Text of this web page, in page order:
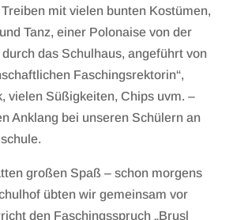
mit vielen bunten Kostümen,
Tanz, einer Polonaise von der
das Schulhaus, angeführt von
Faschingsrektorin“,
vielen Süßigkeiten, Chips uvm. –
Anklang bei unseren Schülern an
großen Spaß – schon morgens
übten wir gemeinsam vor
den Faschingsspruch „Brusl